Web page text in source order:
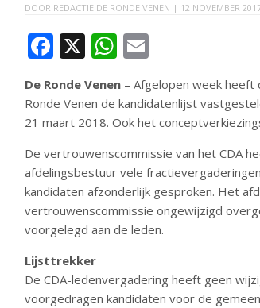
DOOR REDACTIE DE RONDE VENEN | 12 NOVEMBER
F
ac
e
b
o
o
k
X W
h
at
s
A
p
p
ai
l
De Ronde Venen – Afgelopen week heeft
Ronde Venen de kandidatenlijst
21 maart 2018. Ook het
De vertrouwenscommissie van het CDA
afdelingsbestuur vele
kandidaten afzonderlijk gesproken. Het
vertrouwenscommissie ongewijzigd
voorgelegd aan de leden.
Lijsttrekker
De CDA-ledenvergadering heeft geen
voorgedragen kandidaten voor de